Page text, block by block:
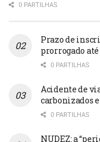
0 PARTILHAS
Prazo de
prorrogado até
0 PARTILHAS
Acidente de
carbonizados
0 PARTILHAS
NUDEZ: a